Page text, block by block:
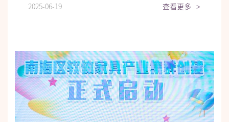
2025-06-19 查看更多 >